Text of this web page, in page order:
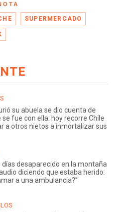
SUPERMERCADO
su abuela se dio cuenta de
se fue con ella: hoy recorre Chile
a otros nietos a inmortalizar sus
días desaparecido en la montaña
diciendo que estaba herido:
a una ambulancia?”